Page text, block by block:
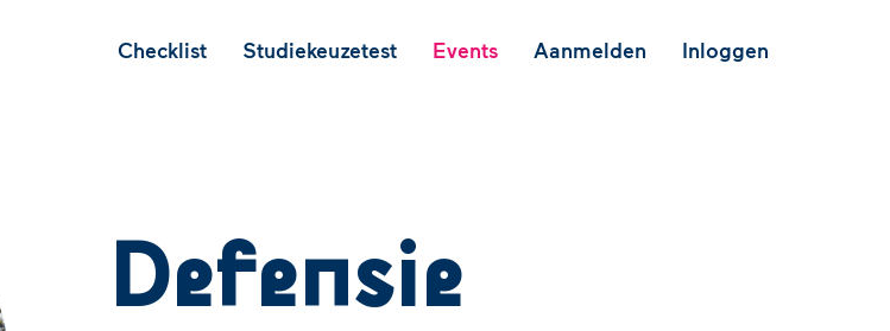
Checklist Studiekeuzetest Events Aanmelden Inloggen
Defensie